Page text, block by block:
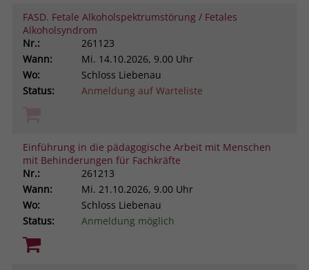
FASD. Fetale Alkoholspektrumstörung / Fetales
Alkoholsyndrom
Nr.:
261123
Wann:
Mi. 14.10.2026, 9.00 Uhr
Wo:
Schloss Liebenau
Status:
Anmeldung auf Warteliste
Einführung in die pädagogische Arbeit mit Menschen
mit Behinderungen für Fachkräfte
Nr.:
261213
Wann:
Mi. 21.10.2026, 9.00 Uhr
Wo:
Schloss Liebenau
Status:
Anmeldung möglich